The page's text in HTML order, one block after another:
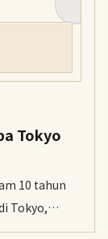
Tokyo
10 tahun
Tokyo,
korban jiwa